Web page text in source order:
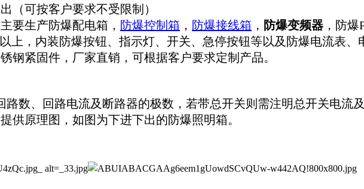
（可按客户要求不受限制）
主要生产防爆配电箱， 防爆控制箱 ， 防爆接线箱 ， 防爆变频器 ，防爆
上，内装防爆按钮、指示灯、开关、急停按钮等以及防爆电流表、
钢紧固件，厂家直销，可根据客户要求定制产品。
路数、回路电流及断路器的极数，若带总开关则需注明总开关电流
供原理图，如图为下进下出的防爆照明箱。